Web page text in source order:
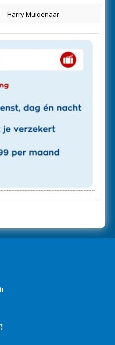
Harry Muidenaar